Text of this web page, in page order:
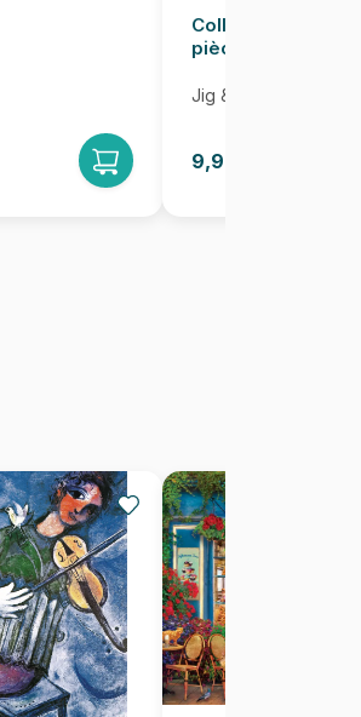
Colle pour Puzzle
pièces
Jig & Puz
9,95€